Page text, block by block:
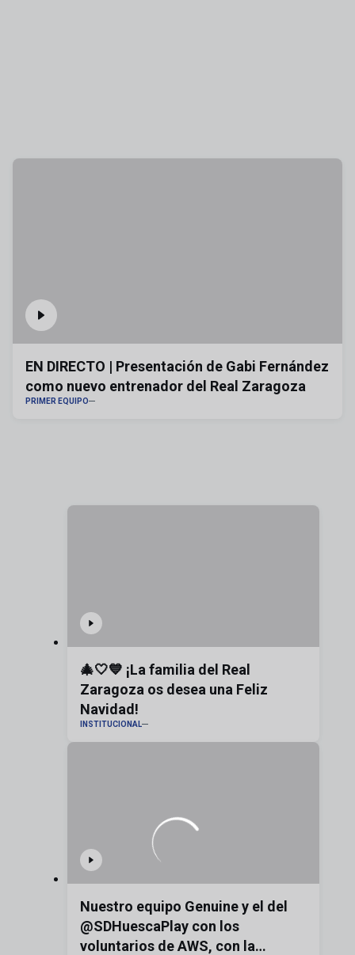
EN DIRECTO | Presentación de Gabi Fernández
como nuevo entrenador del Real Zaragoza
PRIMER EQUIPO
🎄🤍💙 ¡La familia del Real
Zaragoza os desea una Feliz
Navidad!
INSTITUCIONAL
Nuestro equipo Genuine y el del
@SDHuescaPlay con los
voluntarios de AWS, con la